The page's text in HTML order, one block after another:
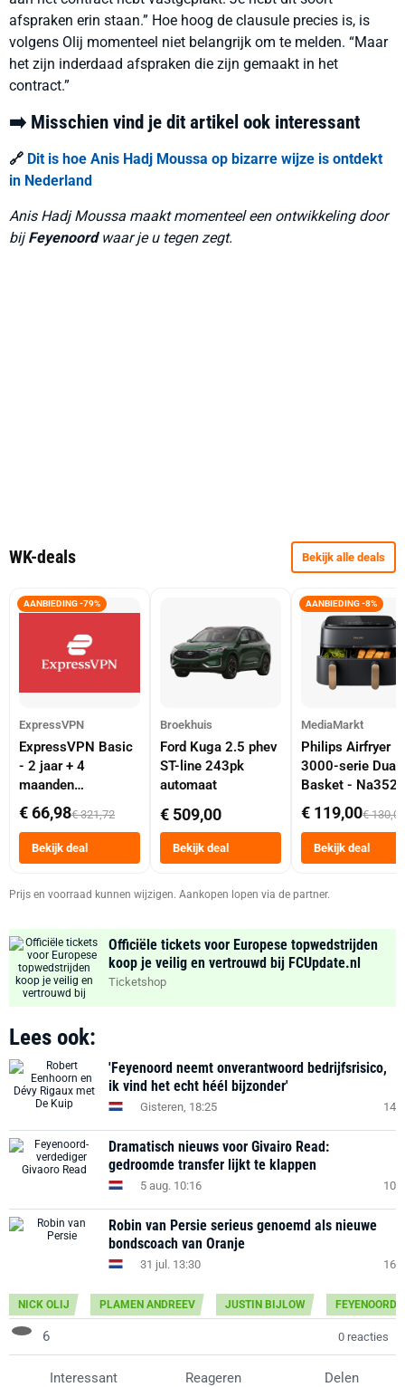
afspraken erin staan.” Hoe hoog de clausule precies is, is
volgens Olij momenteel niet belangrijk om te melden. “Maar
het zijn inderdaad afspraken die zijn gemaakt in het
contract.”
➡️ Misschien vind je dit artikel ook interessant
🔗 Dit is hoe Anis Hadj Moussa op bizarre wijze is ontdekt
in Nederland
Anis Hadj Moussa maakt momenteel een ontwikkeling door
bijFeyenoordwaar je u tegen zegt.
WK-deals Bekijk alle deals
AANBIEDING -79%
ExpressVPN
ExpressVPN Basic
- 2 jaar + 4
maanden
abonnement
€ 66,98€ 321,72
Bekijk deal
Broekhuis
Ford Kuga 2.5 phev
ST-line 243pk
automaat
€ 509,00
Bekijk deal
AANBIEDING -8%
MediaMarkt
Philips Airfryer
3000-serie Dual
Basket -
Dubbele Mand 9
Tot 6 Personen
Heteluchtfriteuse
Zwart
€ 119,00€ 130,00
Bekijk deal
Prijs en voorraad kunnen wijzigen. Aankopen lopen via de partner.
Officiële tickets voor Europese topwedstrijden
koop je veilig en vertrouwd bij FCUpdate.nl
Ticketshop
Lees ook:
'Feyenoord neemt onverantwoord bedrijfsrisico,
ik vind het echt héél bijzonder'
Gisteren, 18:25 14
Dramatisch nieuws voor Givairo Read:
gedroomde transfer lijkt te klappen
5 aug. 10:16 10
Robin van Persie serieus genoemd als nieuwe
bondscoach van Oranje
31 jul. 13:30 16
NICK OLIJ PLAMEN ANDREEV JUSTIN BIJLOW FEYENOORD
6 0 reacties
Interessant Reageren Delen